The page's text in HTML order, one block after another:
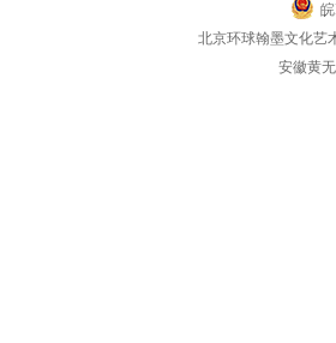
北京环球翰墨文化艺
安徽黄